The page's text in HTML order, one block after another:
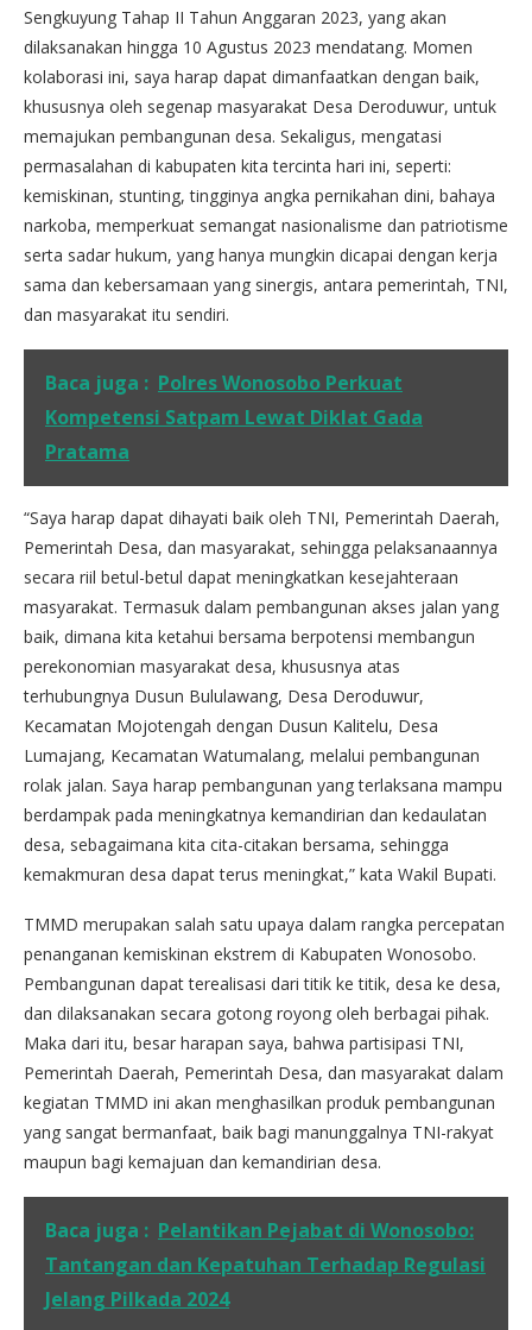
Sengkuyung Tahap II Tahun Anggaran 2023, yang akan
dilaksanakan hingga 10 Agustus 2023 mendatang. Momen
kolaborasi ini, saya harap dapat dimanfaatkan dengan baik,
khususnya oleh segenap masyarakat Desa Deroduwur, untuk
memajukan pembangunan desa. Sekaligus, mengatasi
permasalahan di kabupaten kita tercinta hari ini, seperti:
kemiskinan, stunting, tingginya angka pernikahan dini, bahaya
narkoba, memperkuat semangat nasionalisme dan patriotisme
serta sadar hukum, yang hanya mungkin dicapai dengan kerja
sama dan kebersamaan yang sinergis, antara pemerintah, TNI,
dan masyarakat itu sendiri.
Baca juga : Polres Wonosobo Perkuat
Kompetensi Satpam Lewat Diklat Gada
Pratama
“Saya harap dapat dihayati baik oleh TNI, Pemerintah Daerah,
Pemerintah Desa, dan masyarakat, sehingga pelaksanaannya
secara riil betul-betul dapat meningkatkan kesejahteraan
masyarakat. Termasuk dalam pembangunan akses jalan yang
baik, dimana kita ketahui bersama berpotensi membangun
perekonomian masyarakat desa, khususnya atas
terhubungnya Dusun Bululawang, Desa Deroduwur,
Kecamatan Mojotengah dengan Dusun Kalitelu, Desa
Lumajang, Kecamatan Watumalang, melalui pembangunan
rolak jalan. Saya harap pembangunan yang terlaksana mampu
berdampak pada meningkatnya kemandirian dan kedaulatan
desa, sebagaimana kita cita-citakan bersama, sehingga
kemakmuran desa dapat terus meningkat,” kata Wakil Bupati.
TMMD merupakan salah satu upaya dalam rangka percepatan
penanganan kemiskinan ekstrem di Kabupaten Wonosobo.
Pembangunan dapat terealisasi dari titik ke titik, desa ke desa,
dan dilaksanakan secara gotong royong oleh berbagai pihak.
Maka dari itu, besar harapan saya, bahwa partisipasi TNI,
Pemerintah Daerah, Pemerintah Desa, dan masyarakat dalam
kegiatan TMMD ini akan menghasilkan produk pembangunan
yang sangat bermanfaat, baik bagi manunggalnya TNI-rakyat
maupun bagi kemajuan dan kemandirian desa.
Baca juga : Pelantikan Pejabat di Wonosobo:
Tantangan dan Kepatuhan Terhadap Regulasi
Jelang Pilkada 2024